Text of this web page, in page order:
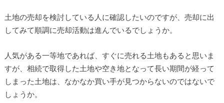
土地の売却を検討している人に確認したいのですが、売却に出
してみて順調に売却活動は進んでいるでしょうか。
人気がある一等地であれば、すぐに売れる土地もあると思いま
すが、相続で取得した土地や空き地となって長い期間が経って
しまった土地は、なかなか買い手が見つからないのではないで
しょうか。